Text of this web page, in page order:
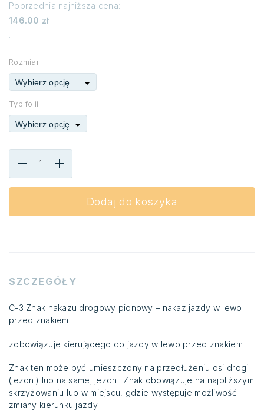
Zakres
od
do
Poprzednia najniższa cena:
146.00 zł
.
Rozmiar
Wybierz opcję
Typ folii
Wybierz opcję
Dodaj do koszyka
SZCZEGÓŁY
C-3 Znak nakazu drogowy pionowy – nakaz jazdy w lewo
przed znakiem
zobowiązuje kierującego do jazdy w lewo przed znakiem
Znak ten może być umieszczony na przedłużeniu osi drogi
(jezdni) lub na samej jezdni. Znak obowiązuje na najbliższym
skrzyżowaniu lub w miejscu, gdzie występuje możliwość
zmiany kierunku jazdy.